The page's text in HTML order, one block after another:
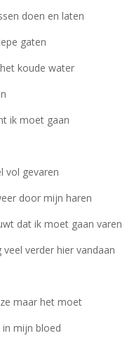
doen en laten
gaten
koude water
ik moet gaan
vol gevaren
door mijn haren
dat ik moet gaan varen
verder hier vandaan
maar het moet
mijn bloed